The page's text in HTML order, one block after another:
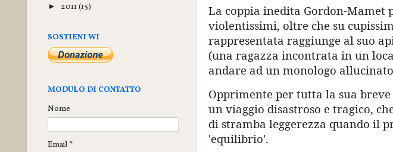
La coppia inedita Gordon-
violentissimi, oltre che su
rappresentata raggiunge al suo
(una ragazza incontrata in un
andare ad un monologo
Opprimente per tutta la sua
un viaggio disastroso e tragico,
di stramba leggerezza quando il
'equilibrio'.
► 2011 (15)
SOSTIENI WI
MODULO DI CONTATTO
Nome
Email *